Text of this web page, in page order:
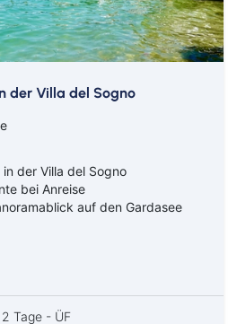
der Villa del Sogno
der Villa del Sogno
bei Anreise
auf den Gardasee
2 Tage - ÜF